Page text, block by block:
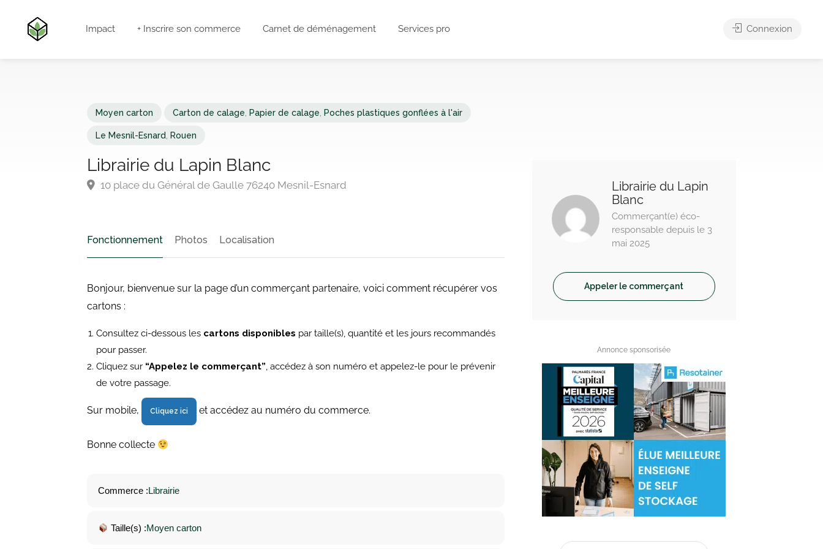
Impact + Inscrire son commerce Carnet de déménagement Services pro Connexion
Moyen carton Carton de calage Papier de calage Poches plastiques gonflées à l'air
Le Mesnil-Esnard Rouen
Librairie du Lapin Blanc
10 place du Général de Gaulle 76240 Mesnil-Esnard
Fonctionnement Photos Localisation
Bonjour, bienvenue sur la page d’un commerçant partenaire, voici comment récupérer vos
cartons :
Consultez ci-dessous les cartons disponibles par taille(s), quantité et les jours recommandés
pour passer.
Cliquez sur “Appelez le commerçant”, accédez à son numéro et appelez-le pour le prévenir
de votre passage.
Sur mobile, Cliquez ici et accédez au numéro du commerce.
Bonne collecte
Commerce :Librairie
Taille(s) :Moyen carton
Librairie du Lapin
Blanc
Commerçant(e) éco-
responsable depuis le 3
mai 2025
Appeler le commerçant
Annonce sponsorisée